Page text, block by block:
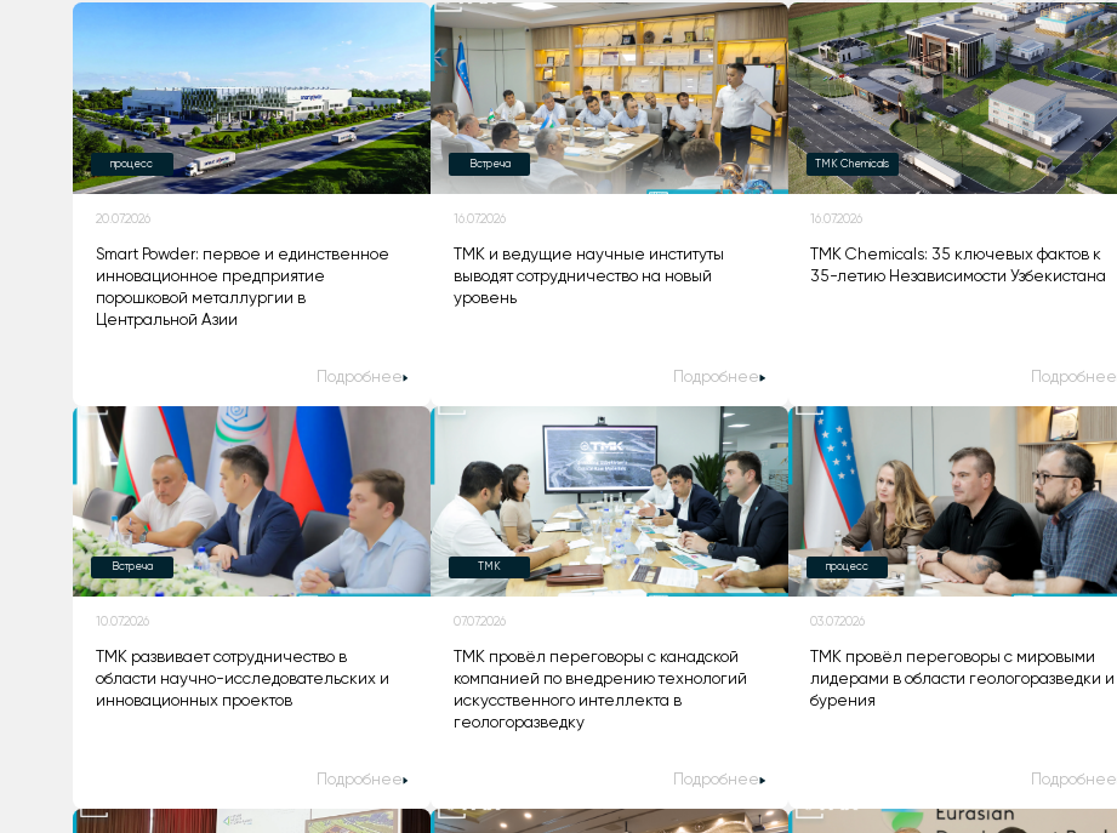
процесс
20.07.2026
Smart Powder: первое и единственное
инновационное предприятие
порошковой металлургии в
Центральной Азии
Подробнее
Встреча
16.07.2026
ТМК и ведущие научные институты
выводят сотрудничество на новый
уровень
Подробнее
TMK Chemicals
16.07.2026
TMK Chemicals: 35 ключевых фактов к
35-летию Независимости Узбекистана
Подробнее
Встреча
10.07.2026
ТМК развивает сотрудничество в
области научно-исследовательских и
инновационных проектов
Подробнее
TMK
07.07.2026
ТМК провёл переговоры с канадской
компанией по внедрению технологий
искусственного интеллекта в
геологоразведку
Подробнее
процесс
03.07.2026
ТМК провёл переговоры с мировыми
лидерами в области геологоразведки и
бурения
Подробнее